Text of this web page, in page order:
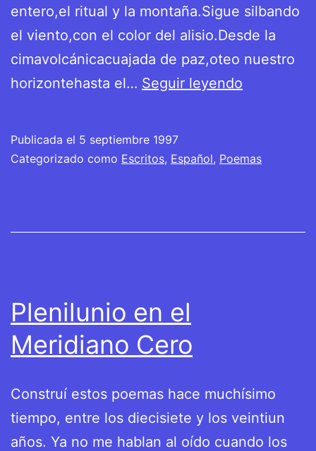
entero,el ritual y la montaña.Sigue silbando
el viento,con el color del alisio.Desde la
cimavolcánicacuajada de paz,oteo nuestro
horizontehasta el… Seguir leyendo
Publicada el 5 septiembre 1997
Categorizado como Escritos, Español, Poemas
Plenilunio en el
Meridiano Cero
Construí estos poemas hace muchísimo
tiempo, entre los diecisiete y los veintiun
años. Ya no me hablan al oído cuando los